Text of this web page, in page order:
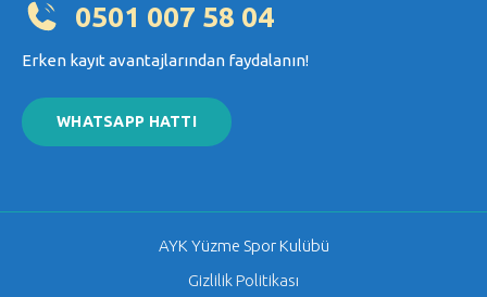
0501 007 58 04
Erken kayıt avantajlarından faydalanın!
WHATSAPP HATTI
AYK Yüzme Spor Kulübü
Gizlilik Politikası